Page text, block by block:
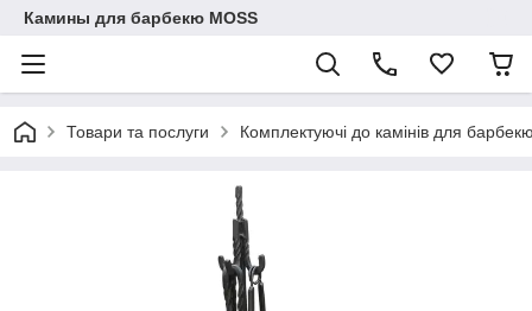
Камины для барбекю MOSS
Товари та послуги Комплектуючі до камінів для